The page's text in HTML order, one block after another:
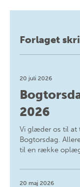
Forlaget
20 juli 2026
2026
Vi glæder os til at
Bogtorsdag.
til en række
20 maj 2026